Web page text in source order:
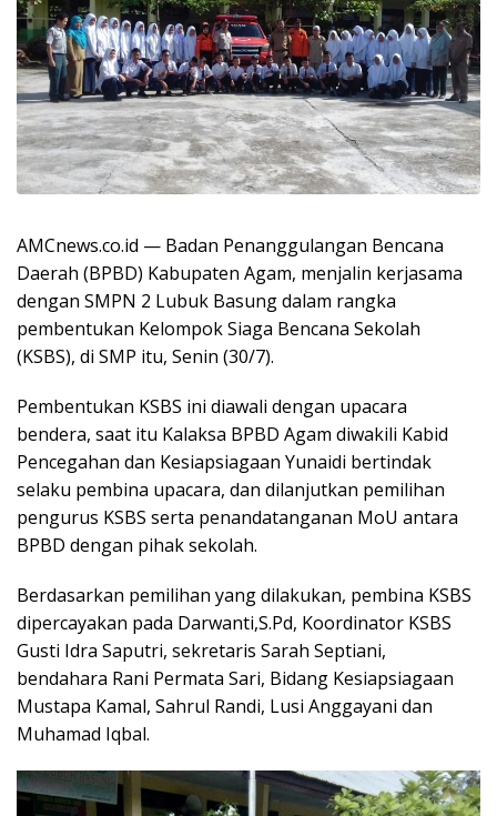
AMCnews.co.id — Badan Penanggulangan Bencana
Daerah (BPBD) Kabupaten Agam, menjalin kerjasama
dengan SMPN 2 Lubuk Basung dalam rangka
pembentukan Kelompok Siaga Bencana Sekolah
(KSBS), di SMP itu, Senin (30/7).
Pembentukan KSBS ini diawali dengan upacara
bendera, saat itu Kalaksa BPBD Agam diwakili Kabid
Pencegahan dan Kesiapsiagaan Yunaidi bertindak
selaku pembina upacara, dan dilanjutkan pemilihan
pengurus KSBS serta penandatanganan MoU antara
BPBD dengan pihak sekolah.
Berdasarkan pemilihan yang dilakukan, pembina KSBS
dipercayakan pada Darwanti,S.Pd, Koordinator KSBS
Gusti Idra Saputri, sekretaris Sarah Septiani,
bendahara Rani Permata Sari, Bidang Kesiapsiagaan
Mustapa Kamal, Sahrul Randi, Lusi Anggayani dan
Muhamad Iqbal.